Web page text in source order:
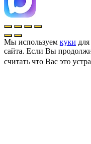
Мы используем куки
сайта. Если Вы
считать что Вас это